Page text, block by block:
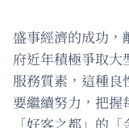
盛事經濟的成功
府近年積極爭取大
服務質素，這種良
要繼續努力，把握
「好客之都」的